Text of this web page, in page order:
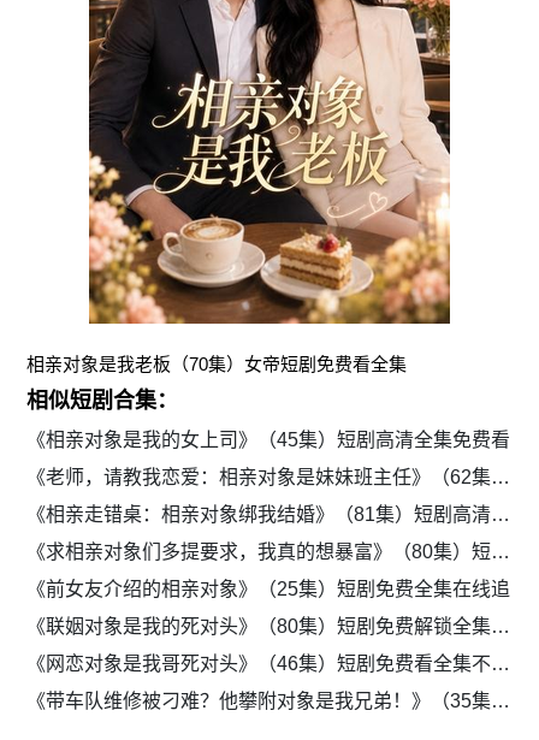
相亲对象是我老板（70集）女帝短剧免费看全集
相似短剧合集：
《相亲对象是我的女上司》（45集）短剧高清全集免费看
《老师，请教我恋爱：相亲对象是妹妹班主任》（62集）短剧高清流畅全集看
《相亲走错桌：相亲对象绑我结婚》（81集）短剧高清免费看全集
《求相亲对象们多提要求，我真的想暴富》（80集）短剧免费全集高清播放
《前女友介绍的相亲对象》（25集）短剧免费全集在线追
《联姻对象是我的死对头》（80集）短剧免费解锁全集资源
《网恋对象是我哥死对头》（46集）短剧免费看全集不卡顿
《带车队维修被刁难？他攀附对象是我兄弟！》（35集）短剧在线观看全集免费